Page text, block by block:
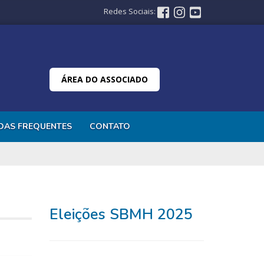
Redes Sociais:
ÁREA DO ASSOCIADO
FREQUENTES CONTATO
Eleições SBMH 2025